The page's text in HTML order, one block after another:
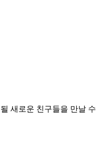
새로운 친구들을 만날